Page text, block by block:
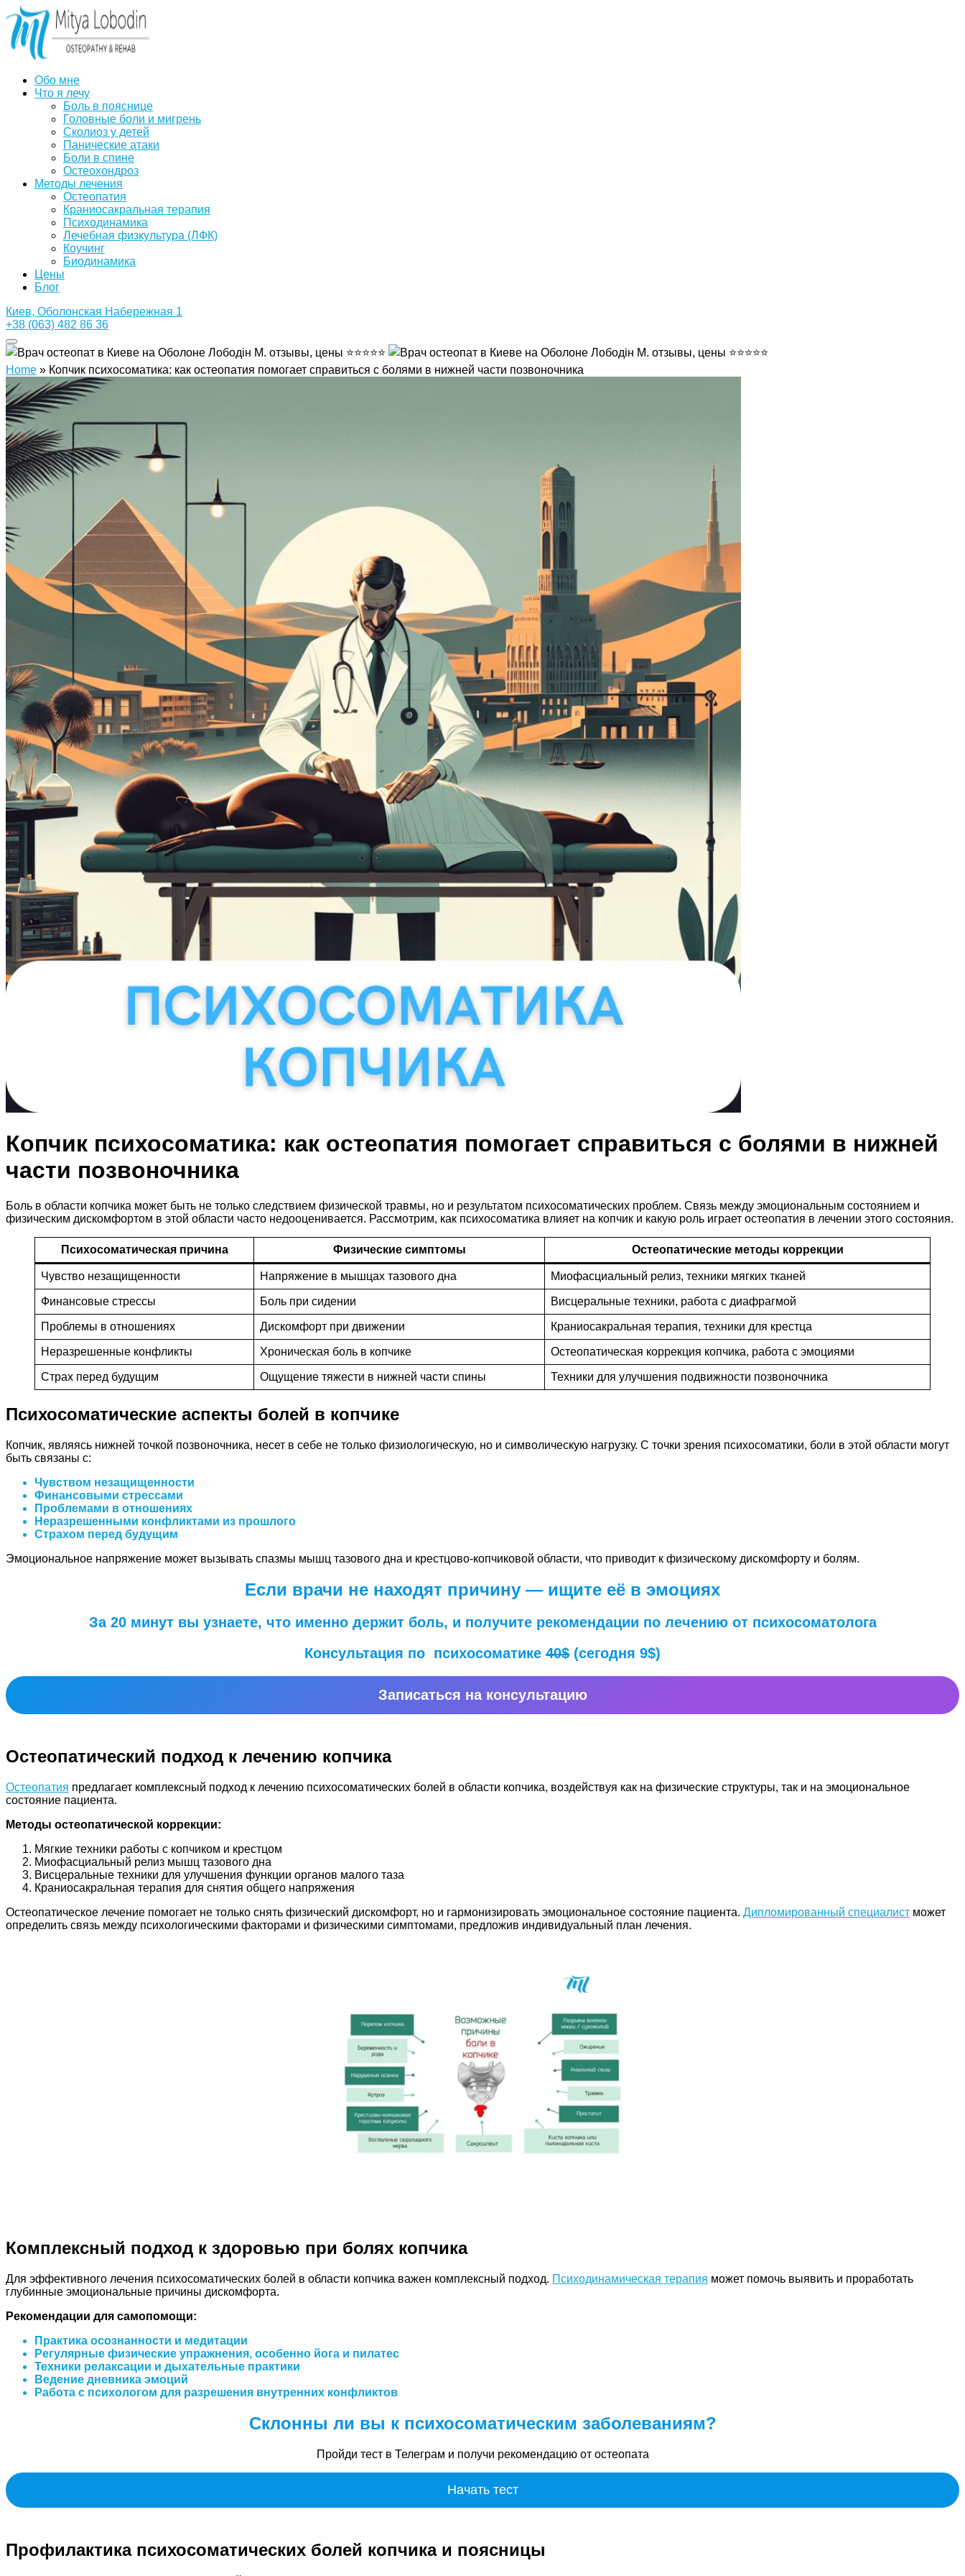
Обо мне
Что я лечу
Боль в пояснице
Головные боли и мигрень
Сколиоз у детей
Панические атаки
Боли в спине
Остеохондроз
Методы лечения
Остеопатия
Краниосакральная терапия
Психодинамика
Лечебная физкультура (ЛФК)
Коучинг
Биодинамика
Цены
Блог
Киев, Оболонская Набережная 1
+38 (063) 482 86 36
Home » Копчик психосоматика: как остеопатия помогает справиться с болями в нижней части позвоночника
Копчик психосоматика: как остеопатия помогает справиться с болями в нижней
части позвоночника
Боль в области копчика может быть не только следствием физической травмы, но и результатом психосоматических проблем. Связь между эмоциональным состоянием и
физическим дискомфортом в этой области часто недооценивается. Рассмотрим, как психосоматика влияет на копчик и какую роль играет остеопатия в лечении этого состояния.
Психосоматическая причина Физические симптомы Остеопатические методы коррекции
Чувство незащищенности Напряжение в мышцах тазового дна Миофасциальный релиз, техники мягких тканей
Финансовые стрессы Боль при сидении Висцеральные техники, работа с диафрагмой
Проблемы в отношениях Дискомфорт при движении Краниосакральная терапия, техники для крестца
Неразрешенные конфликты Хроническая боль в копчике Остеопатическая коррекция копчика, работа с эмоциями
Страх перед будущим Ощущение тяжести в нижней части спины Техники для улучшения подвижности позвоночника
Психосоматические аспекты болей в копчике
Копчик, являясь нижней точкой позвоночника, несет в себе не только физиологическую, но и символическую нагрузку. С точки зрения психосоматики, боли в этой области могут
быть связаны с:
Чувством незащищенности
Финансовыми стрессами
Проблемами в отношениях
Неразрешенными конфликтами из прошлого
Страхом перед будущим
Эмоциональное напряжение может вызывать спазмы мышц тазового дна и крестцово-копчиковой области, что приводит к физическому дискомфорту и болям.
Если врачи не находят причину — ищите её в эмоциях
За 20 минут вы узнаете, что именно держит боль, и получите рекомендации по лечению от психосоматолога
Консультация по психосоматике 40$ (сегодня 9$)
Записаться на консультацию
Остеопатический подход к лечению копчика
Остеопатия предлагает комплексный подход к лечению психосоматических болей в области копчика, воздействуя как на физические структуры, так и на эмоциональное
состояние пациента.
Методы остеопатической коррекции:
Мягкие техники работы с копчиком и крестцом
Миофасциальный релиз мышц тазового дна
Висцеральные техники для улучшения функции органов малого таза
Краниосакральная терапия для снятия общего напряжения
Остеопатическое лечение помогает не только снять физический дискомфорт, но и гармонизировать эмоциональное состояние пациента. Дипломированный специалист может
определить связь между психологическими факторами и физическими симптомами, предложив индивидуальный план лечения.
Комплексный подход к здоровью при болях копчика
Для эффективного лечения психосоматических болей в области копчика важен комплексный подход. Психодинамическая терапия может помочь выявить и проработать
глубинные эмоциональные причины дискомфорта.
Рекомендации для самопомощи:
Практика осознанности и медитации
Регулярные физические упражнения, особенно йога и пилатес
Техники релаксации и дыхательные практики
Ведение дневника эмоций
Работа с психологом для разрешения внутренних конфликтов
Склонны ли вы к психосоматическим заболеваниям?
Пройди тест в Телеграм и получи рекомендацию от остеопата
Начать тест
Профилактика психосоматических болей копчика и поясницы